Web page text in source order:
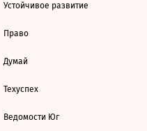
Устойчивое развитие
Право
Думай
Техуспех
Ведомости Юг